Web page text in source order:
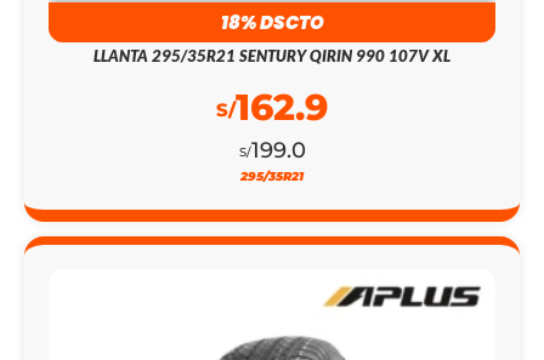
18% DSCTO
LLANTA 295/35R21 SENTURY QIRIN 990 107V XL
S/199.0
S/162.9
295/35R21